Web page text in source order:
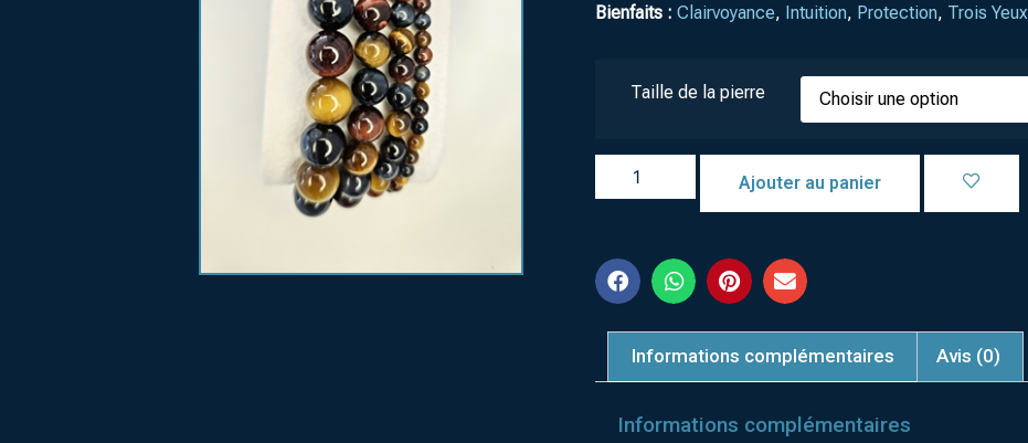
Bienfaits : Clairvoyance, Intuition, Protection, Trois Yeux
Taille de la pierre
Ajouter au panier
Informations complémentaires Avis (0)
Informations complémentaires